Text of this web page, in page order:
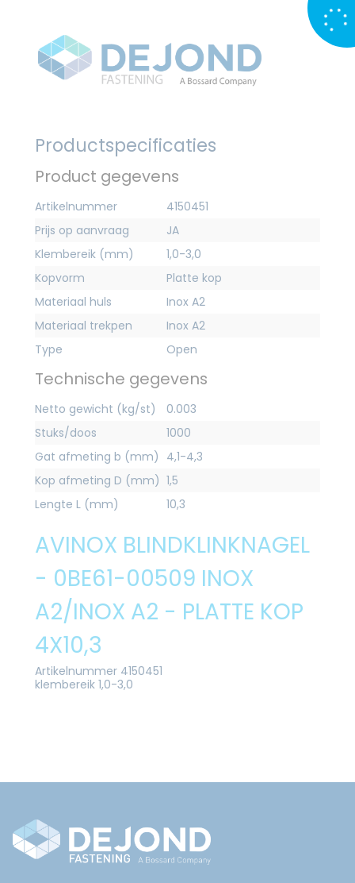
Productspecificaties
Product gegevens
Artikelnummer
4150451
Prijs op aanvraag
JA
Klembereik (mm)
1,0-3,0
Kopvorm
Platte kop
Materiaal huls
Inox A2
Materiaal trekpen
Inox A2
Type
Open
Technische gegevens
Netto gewicht (kg/st)
0.003
Stuks/doos
1000
Gat afmeting b (mm) 4,1-4,3
Kop afmeting D (mm) 1,5
Lengte L (mm)
10,3
AVINOX BLINDKLINKNAGEL
- 0BE61-00509 INOX
A2/INOX A2 - PLATTE KOP
4X10,3
Artikelnummer 4150451
klembereik 1,0-3,0